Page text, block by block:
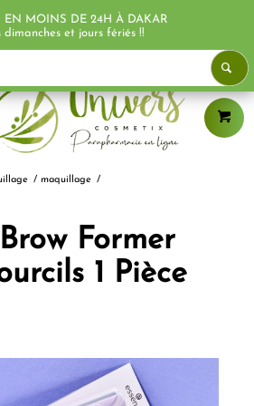
/ maquillage
/
Former
1 Pièce
EN MOINS DE 24H À DAKAR
dimanches et jours fériés !!